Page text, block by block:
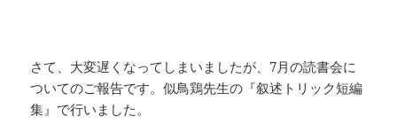
さて、大変遅くなってしまいましたが、7月の読書会に
ついてのご報告です。似鳥鶏先生の『叙述トリック短編
集』で行いました。